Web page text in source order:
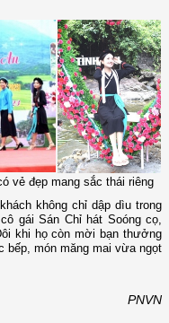
vẻ đẹp mang sắc thái riêng
không chỉ dập dìu trong
gái Sán Chỉ hát Soóng cọ,
khi họ còn mời bạn thưởng
món măng mai vừa ngọt
PNVN